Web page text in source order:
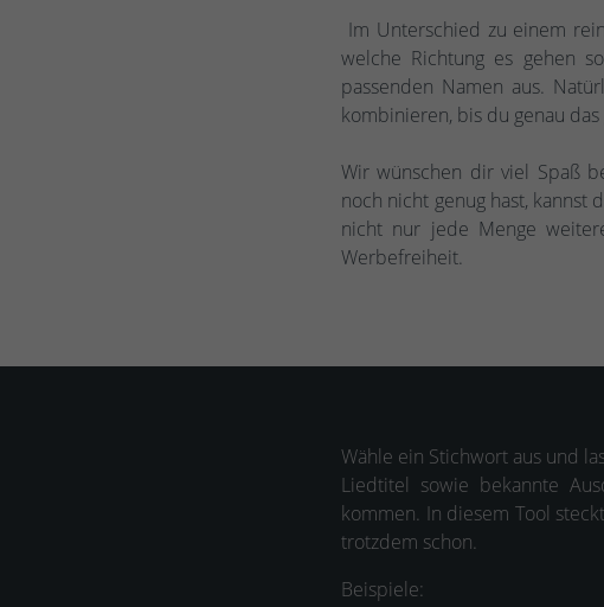
Im Unterschied zu einem
welche Richtung es gehen
passenden Namen aus.
kombinieren, bis du genau
Wir wünschen dir viel Spaß
noch nicht genug hast, kannst
nicht nur jede Menge
Werbefreiheit.
Wähle ein Stichwort aus und
Liedtitel sowie bekannte
kommen. In diesem Tool
trotzdem schon.
Beispiele: